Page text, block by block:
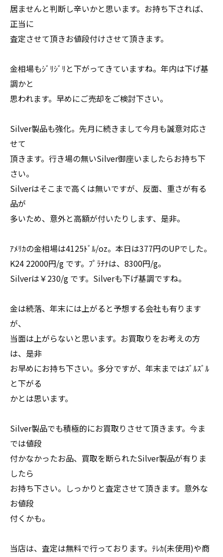
居ませんと判断し辛いかと思います。お持ち下されば、
正当に
査定させて頂きお値段付けさせて頂きます。
金相場もｼﾞﾘｼﾞﾘと下がってきていますね。年内は下げ基
調かと
思われます。早めにご売却をご検討下さい。
Silver製品も強化。先月に続きまして今月も誠意対応さ
せて
頂きます。行き場の無いSilver御座いましたらお持ち下
さい。
Silverはそこまで高くは無いですが、反面、重さが有る
品が
多いため、意外と高額が付いたりします、是非。
ｱﾒﾘｶの金相場は4125ﾄﾞﾙ/oz。本日は377円のUPでした。
K24 22000円/g です。ﾌﾟﾗﾁﾅは、8300円/g。
Silverは￥230/g です。Silverも下げ基調ですね。
金は続落、年末には上がると予想する会社も有ります
が、
当面は上がらないと思います。お買取りをお考えの方
は、是非
お早めにお持ち下さい。多分ですが、年末まではｽﾞﾙｽﾞﾙ
と下がる
かとは思います。
Silver製品でも積極的にお買取りさせて頂きます。今ま
では値段
付かなかったお品、買取を断られたSilver製品が有りま
したら
お持ち下さい。しっかりと査定させて頂きます。意外な
お値段
付くかも。
当店は、査定は無料で行っております。ﾃﾚｶ(未使用)や商